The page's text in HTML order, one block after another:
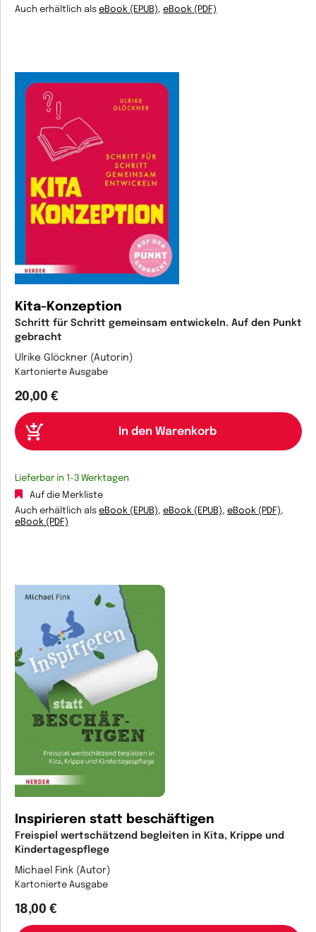
Auch erhältlich als eBook (EPUB), eBook (PDF)
Kita-Konzeption
Schritt für Schritt gemeinsam entwickeln. Auf den Punkt
gebracht
Ulrike Glöckner (Autorin)
Kartonierte Ausgabe
20,00 €
Lieferbar in 1-3 Werktagen
Auf die Merkliste
Auch erhältlich als eBook (EPUB), eBook (EPUB), eBook (PDF),
eBook (PDF)
Inspirieren statt beschäftigen
Freispiel wertschätzend begleiten in Kita, Krippe und
Kindertagespflege
Michael Fink (Autor)
Kartonierte Ausgabe
18,00 €